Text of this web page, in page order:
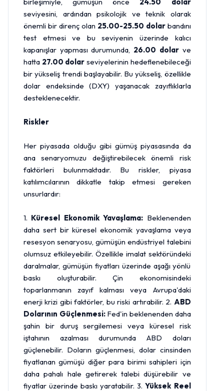
seviyesini, ardından psikolojik ve teknik olarak
önemli bir direnç olan 25.00-25.50 dolarbandını
test etmesi ve bu seviyenin üzerinde kalıcı
kapanışlar yapması durumunda, 26.00 dolarve
hatta 27.00 dolar seviyelerinin hedeflenebileceği
bir yükseliş trendi başlayabilir. Bu yükseliş, özellikle
dolar endeksinde (DXY) yaşanacak zayıflıklarla
desteklenecektir.
Riskler
Her piyasada olduğu gibi gümüş piyasasında da
ana senaryomuzu değiştirebilecek önemli risk
faktörleri bulunmaktadır. Bu riskler, piyasa
katılımcılarının dikkatle takip etmesi gereken
unsurlardır:
1. Küresel Ekonomik Yavaşlama: Beklenenden
daha sert bir küresel ekonomik yavaşlama veya
resesyon senaryosu, gümüşün endüstriyel talebini
olumsuz etkileyebilir. Özellikle imalat sektöründeki
daralmalar, gümüşün fiyatları üzerinde aşağı yönlü
baskı oluşturabilir. Çin ekonomisindeki
toparlanmanın zayıf kalması veya Avrupa'daki
enerji krizi gibi faktörler, bu riski artırabilir. 2. ABD
Dolarının Güçlenmesi:Fed'in beklenenden daha
şahin bir duruş sergilemesi veya küresel risk
iştahının azalması durumunda ABD doları
güçlenebilir. Doların güçlenmesi, dolar cinsinden
fiyatlanan gümüşü diğer para birimi sahipleri için
daha pahalı hale getirerek talebi düşürebilir ve
fiyatlar üzerinde baskı yaratabilir. 3.Yüksek Reel